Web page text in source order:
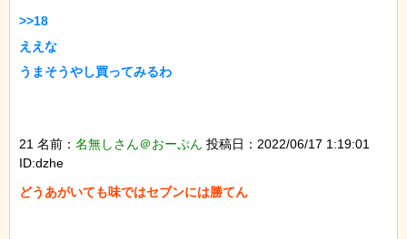
>>18
ええな
うまそうやし買ってみるわ
21 名前： 名無しさん＠おーぷん 投稿日：2022/06/17 1:19:01
ID:dzhe
どうあがいても味ではセブンには勝てん